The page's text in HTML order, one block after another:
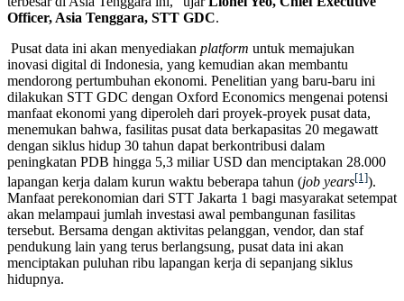
Officer, Asia Tenggara, STT GDC.
Pusat data ini akan menyediakan platform untuk memajukan
inovasi digital di Indonesia, yang kemudian akan membantu
mendorong pertumbuhan ekonomi. Penelitian yang baru-baru ini
dilakukan STT GDC dengan Oxford Economics mengenai potensi
manfaat ekonomi yang diperoleh dari proyek-proyek pusat data,
menemukan bahwa, fasilitas pusat data berkapasitas 20 megawatt
dengan siklus hidup 30 tahun dapat berkontribusi dalam
peningkatan PDB hingga 5,3 miliar USD dan menciptakan 28.000
lapangan kerja dalam kurun waktu beberapa tahun (job years[1]).
Manfaat perekonomian dari STT Jakarta 1 bagi masyarakat setempat
akan melampaui jumlah investasi awal pembangunan fasilitas
tersebut. Bersama dengan aktivitas pelanggan, vendor, dan staf
pendukung lain yang terus berlangsung, pusat data ini akan
menciptakan puluhan ribu lapangan kerja di sepanjang siklus
hidupnya.